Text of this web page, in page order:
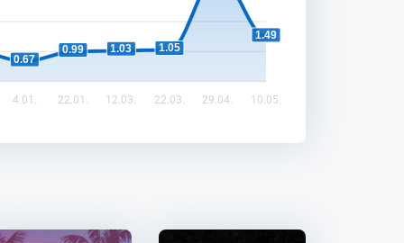
0.67
0.99 1.03 1.05
1.49
4.01. 22.01. 12.03. 22.03. 29.04. 10.05.